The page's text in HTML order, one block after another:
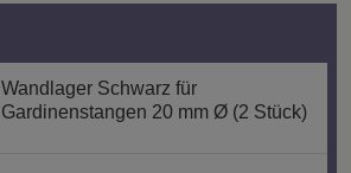
Wandlager Schwarz für
Gardinenstangen 20 mm Ø (2 Stück)